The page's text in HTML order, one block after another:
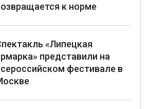
к норме
«Липецкая
представили на
фестивале в